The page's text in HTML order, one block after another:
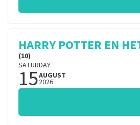
HARRY POTTER EN
(10)
SATURDAY
15AUGUST
2026